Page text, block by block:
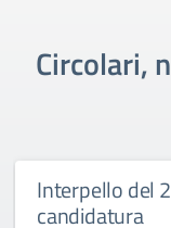
Circolari,
Interpello del
candidatura